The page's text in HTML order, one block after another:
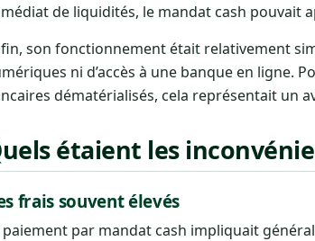
de liquidités, le mandat cash pouvait
son fonctionnement était relativement
ni d’accès à une banque en ligne.
dématérialisés, cela représentait un
étaient les
frais souvent élevés
paiement par mandat cash impliquait